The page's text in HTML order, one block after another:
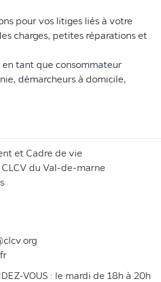
pour vos litiges liés à votre
charges, petites réparations et
en tant que consommateur
démarcheurs à domicile,
et Cadre de vie
du Val-de-marne
VOUS : le mardi de 18h à 20h